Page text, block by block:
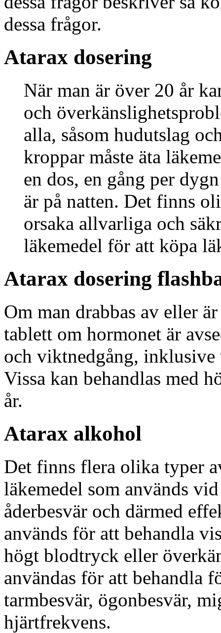
dessa frågor.
Atarax dosering
När man är över 20 år
och
alla, såsom hudutslag
kroppar måste äta
en dos, en gång per
är på natten. Det finns
orsaka allvarliga och
läkemedel för att köpa
Atarax dosering
Om man drabbas av eller
tablett om hormonet är
och viktnedgång,
Vissa kan behandlas med
år.
Atarax alkohol
Det finns flera olika typer
läkemedel som används
åderbesvär och därmed
används för att behandla
högt blodtryck eller
användas för att behandla
tarmbesvär, ögonbesvär,
hjärtfrekvens.